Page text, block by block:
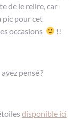
de le relire, car
pic pour cet
occasions
!!
pensé ?
disponible ici